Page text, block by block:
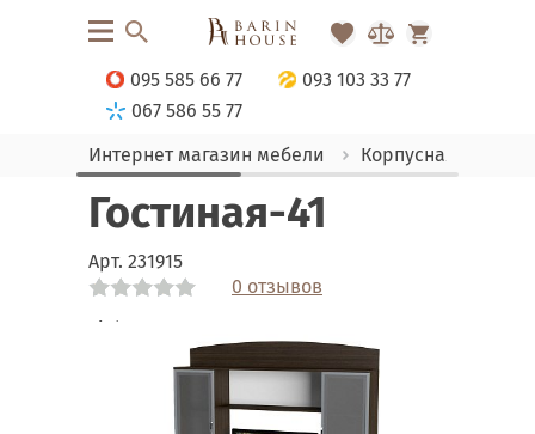
095 585 66 77
093 103 33 77
067 586 55 77
Интернет магазин мебели
Корпусная мебель
Гостиная-41
Арт. 231915
0 отзывов
Link
Link
Link
Link